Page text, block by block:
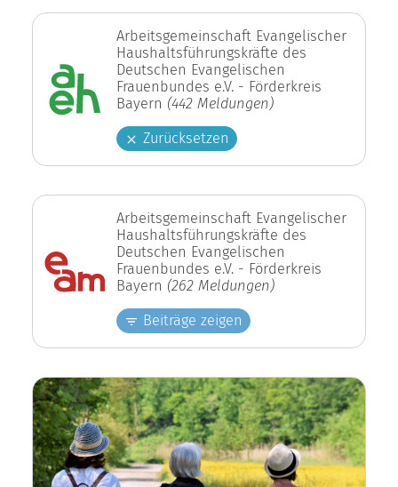
Arbeitsgemeinschaft Evangelischer
Haushaltsführungskräfte des
Deutschen Evangelischen
Frauenbundes e.V. - Förderkreis
Bayern (442 Meldungen)
Zurücksetzen
Arbeitsgemeinschaft Evangelischer
Haushaltsführungskräfte des
Deutschen Evangelischen
Frauenbundes e.V. - Förderkreis
Bayern (262 Meldungen)
Beiträge zeigen